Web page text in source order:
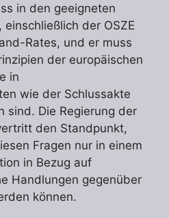
in den geeigneten
der OSZE
Rates, und er muss
der europäischen
in
wie der Schlussakte
sind. Die Regierung der
den Standpunkt,
Fragen nur in einem
in Bezug auf
Handlungen gegenüber
können.